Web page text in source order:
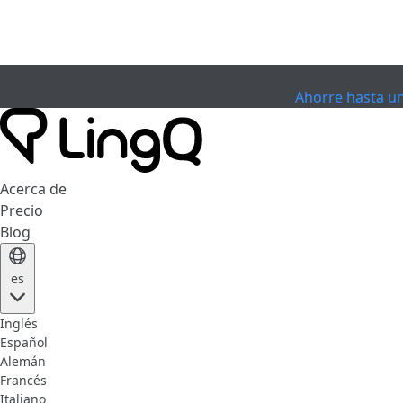
Ahorre hasta
Acerca de
Precio
Blog
es
Inglés
Español
Alemán
Francés
Italiano